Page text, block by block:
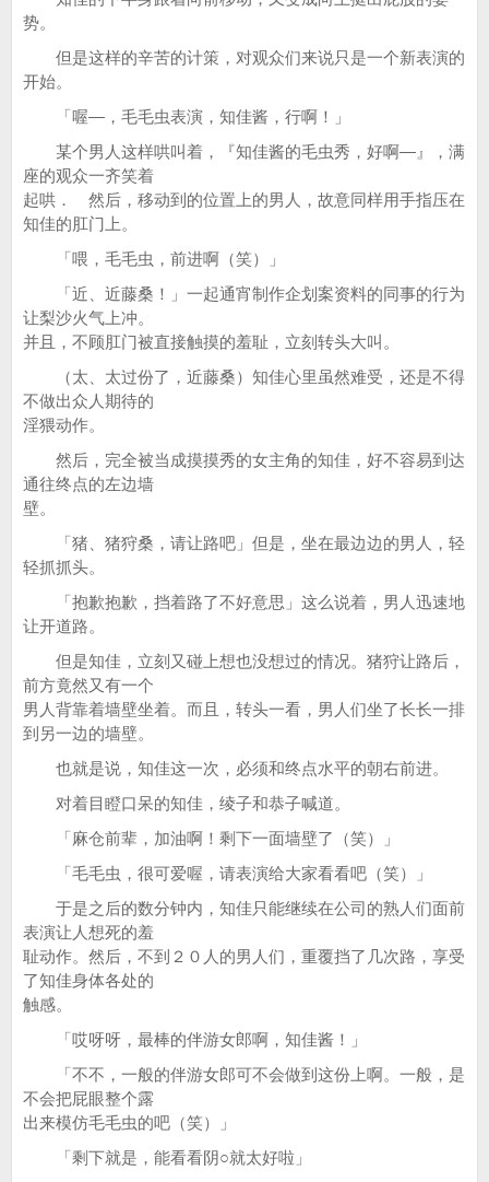
势。
但是这样的辛苦的计策，对观众们来说只是一个新表演的
开始。
「喔—，毛毛虫表演，知佳酱，行啊！」
某个男人这样哄叫着，『知佳酱的毛虫秀，好啊—』，满
座的观众一齐笑着
起哄． 然后，移动到的位置上的男人，故意同样用手指压在
知佳的肛门上。
「喂，毛毛虫，前进啊（笑）」
「近、近藤桑！」一起通宵制作企划案资料的同事的行为
让梨沙火气上冲。
并且，不顾肛门被直接触摸的羞耻，立刻转头大叫。
（太、太过份了，近藤桑）知佳心里虽然难受，还是不得
不做出众人期待的
淫猥动作。
然后，完全被当成摸摸秀的女主角的知佳，好不容易到达
通往终点的左边墙
壁。
「猪、猪狩桑，请让路吧」但是，坐在最边边的男人，轻
轻抓抓头。
「抱歉抱歉，挡着路了不好意思」这么说着，男人迅速地
让开道路。
但是知佳，立刻又碰上想也没想过的情况。猪狩让路后，
前方竟然又有一个
男人背靠着墙壁坐着。而且，转头一看，男人们坐了长长一排
到另一边的墙壁。
也就是说，知佳这一次，必须和终点水平的朝右前进。
对着目瞪口呆的知佳，绫子和恭子喊道。
「麻仓前辈，加油啊！剩下一面墙壁了（笑）」
「毛毛虫，很可爱喔，请表演给大家看看吧（笑）」
于是之后的数分钟内，知佳只能继续在公司的熟人们面前
表演让人想死的羞
耻动作。然后，不到２０人的男人们，重覆挡了几次路，享受
了知佳身体各处的
触感。
「哎呀呀，最棒的伴游女郎啊，知佳酱！」
「不不，一般的伴游女郎可不会做到这份上啊。一般，是
不会把屁眼整个露
出来模仿毛毛虫的吧（笑）」
「剩下就是，能看看阴○就太好啦」